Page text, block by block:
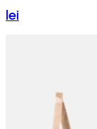
lei